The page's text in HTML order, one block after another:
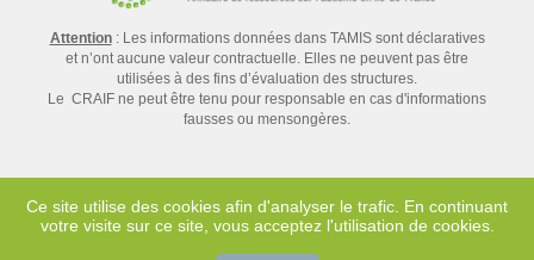
Attention: Les informations données dans TAMIS sont déclaratives
et n’ont aucune valeur contractuelle. Elles ne peuvent pas être
utilisées à des fins d’évaluation des structures.
Le CRAIF ne peut être tenu pour responsable en cas d'informations
fausses ou mensongères.
Contact
Mentions légales
Ce site utilise des cookies afin d'analyser le trafic. En continuant
votre visite sur ce site, vous acceptez l'utilisation de cookies.